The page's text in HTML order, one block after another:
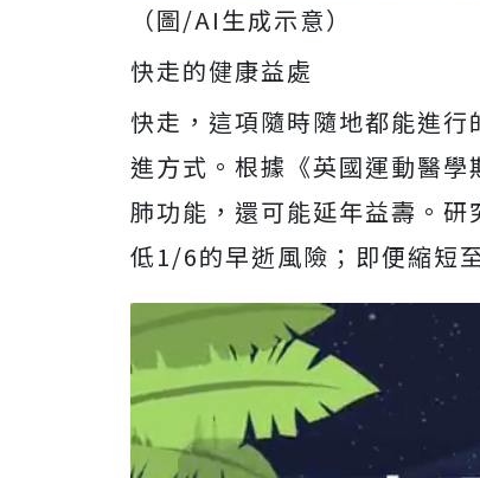
（圖/AI生成示意）
快走的健康益處
快走，這項隨時隨地都能進
進方式。根據《英國運動醫
肺功能，還可能延年益壽。
低1/6的早逝風險；即便縮短